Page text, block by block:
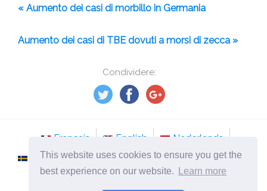
This website uses cookies to ensure you get the
best experience on our website.
Learn more
Condividere:
« Aumento dei casi di morbillo in Germania
Aumento dei casi di TBE dovuti a morsi di zecca »
Français English
Nederlands
Svenska
Norsk Italiano
Português